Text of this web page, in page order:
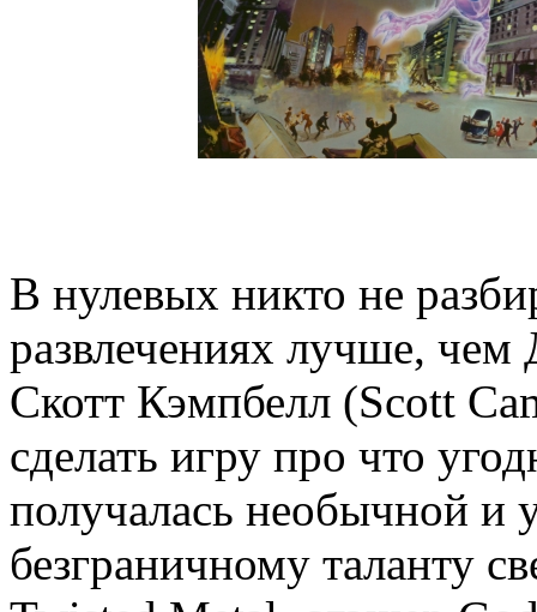
В нулевых никто не
развлечениях лучше,
Скотт Кэмпбелл (Scott
сделать игру про что
получалась необычной и
безграничному таланту